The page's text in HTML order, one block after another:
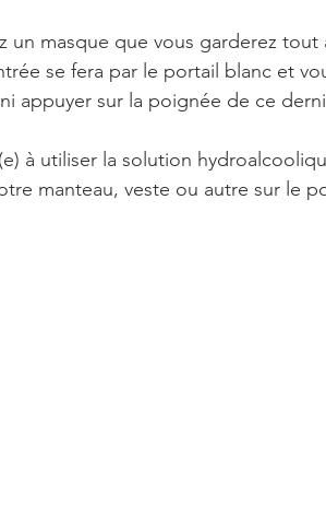
un masque que vous garderez
se fera par le portail blanc et
appuyer sur la poignée de ce
à utiliser la solution
manteau, veste ou autre sur le